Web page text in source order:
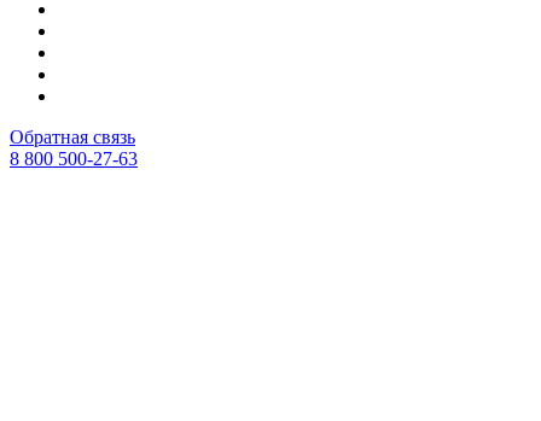
Обратная связь
8 800 500-27-63